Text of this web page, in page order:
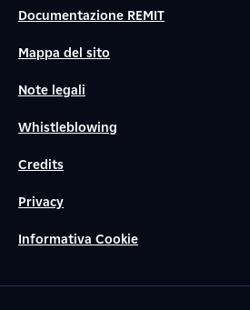
Documentazione REMIT
Mappa del sito
Note legali
Whistleblowing
Credits
Privacy
Informativa Cookie